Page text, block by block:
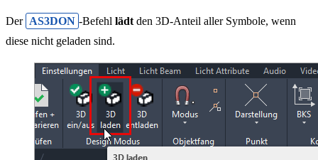
Der AS3DON -Befehl lädt den 3D-Anteil aller Symbole, wenn
diese nicht geladen sind.